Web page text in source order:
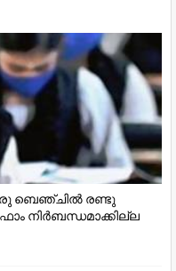
ഒരു ബെഞ്ചിൽ രണ്ടു
നിർബന്ധമാക്കില്ല